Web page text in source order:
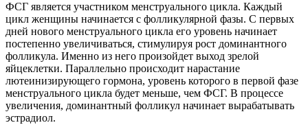
ФСГ является участником менструального цикла. Каждый
цикл женщины начинается с фолликулярной фазы. С первых
дней нового менструального цикла его уровень начинает
постепенно увеличиваться, стимулируя рост доминантного
фолликула. Именно из него произойдет выход зрелой
яйцеклетки. Параллельно происходит нарастание
лютеинизирующего гормона, уровень которого в первой фазе
менструального цикла будет меньше, чем ФСГ. В процессе
увеличения, доминантный фолликул начинает вырабатывать
эстрадиол.